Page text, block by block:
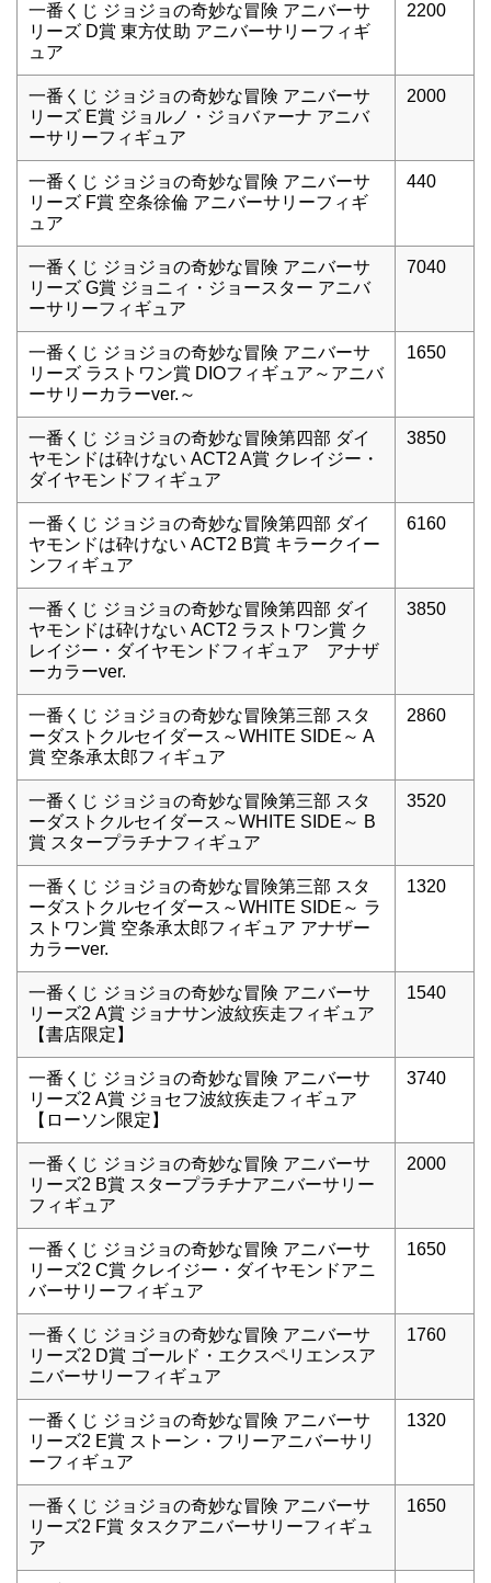
一番くじ ジョジョの奇妙な冒険 アニバーサ
リーズ D賞 東方仗助 アニバーサリーフィギ
ュア
2200
一番くじ ジョジョの奇妙な冒険 アニバーサ
リーズ E賞 ジョルノ・ジョバァーナ アニバ
ーサリーフィギュア
2000
一番くじ ジョジョの奇妙な冒険 アニバーサ
リーズ F賞 空条徐倫 アニバーサリーフィギ
ュア
440
一番くじ ジョジョの奇妙な冒険 アニバーサ
リーズ G賞 ジョニィ・ジョースター アニバ
ーサリーフィギュア
7040
一番くじ ジョジョの奇妙な冒険 アニバーサ
リーズ ラストワン賞 DIOフィギュア～アニバ
ーサリーカラーver.～
1650
一番くじ ジョジョの奇妙な冒険第四部 ダイ
ヤモンドは砕けない ACT2 A賞 クレイジー・
ダイヤモンドフィギュア
3850
一番くじ ジョジョの奇妙な冒険第四部 ダイ
ヤモンドは砕けない ACT2 B賞 キラークイー
ンフィギュア
6160
一番くじ ジョジョの奇妙な冒険第四部 ダイ
ヤモンドは砕けない ACT2 ラストワン賞 ク
レイジー・ダイヤモンドフィギュア アナザ
ーカラーver.
3850
一番くじ ジョジョの奇妙な冒険第三部 スタ
ーダストクルセイダース～WHITE SIDE～ A
賞 空条承太郎フィギュア
2860
一番くじ ジョジョの奇妙な冒険第三部 スタ
ーダストクルセイダース～WHITE SIDE～ B
賞 スタープラチナフィギュア
3520
一番くじ ジョジョの奇妙な冒険第三部 スタ
ーダストクルセイダース～WHITE SIDE～ ラ
ストワン賞 空条承太郎フィギュア アナザー
カラーver.
1320
一番くじ ジョジョの奇妙な冒険 アニバーサ
リーズ2 A賞 ジョナサン波紋疾走フィギュア
【書店限定】
1540
一番くじ ジョジョの奇妙な冒険 アニバーサ
リーズ2 A賞 ジョセフ波紋疾走フィギュア
【ローソン限定】
3740
一番くじ ジョジョの奇妙な冒険 アニバーサ
リーズ2 B賞 スタープラチナアニバーサリー
フィギュア
2000
一番くじ ジョジョの奇妙な冒険 アニバーサ
リーズ2 C賞 クレイジー・ダイヤモンドアニ
バーサリーフィギュア
1650
一番くじ ジョジョの奇妙な冒険 アニバーサ
リーズ2 D賞 ゴールド・エクスペリエンスア
ニバーサリーフィギュア
1760
一番くじ ジョジョの奇妙な冒険 アニバーサ
リーズ2 E賞 ストーン・フリーアニバーサリ
ーフィギュア
1320
一番くじ ジョジョの奇妙な冒険 アニバーサ
リーズ2 F賞 タスクアニバーサリーフィギュ
ア
1650